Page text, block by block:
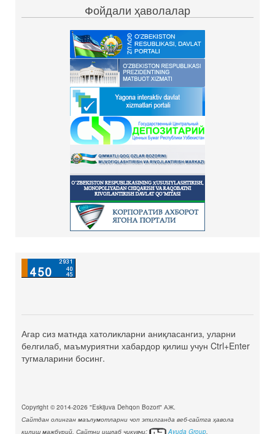
Фойдали ҳаволалар
Агар сиз матнда хатоликларни аниқласангиз, уларни
белгилаб, маъмуриятни хабардор қилиш учун Ctrl+Enter
тугмаларини босинг.
Copyright © 2014-2026 "Eskijuva Dehqon Bozori" АЖ.
Сайтдан олинган маълумотларни чоп этилганда веб-сайтга ҳавола
қилиш мажбурий. Сайтни ишлаб чиқувчи:
Ayuda Group